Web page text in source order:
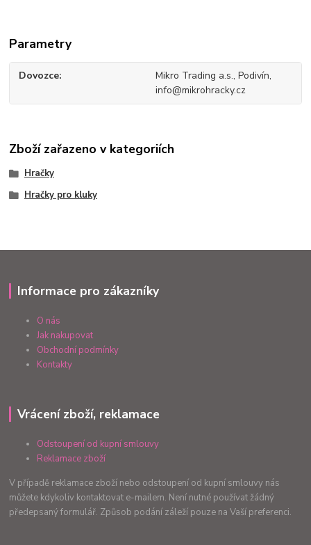
Parametry
Dovozce
Mikro Trading a.s., Podivín,
info@mikrohracky.cz
Zboží zařazeno v kategoriích
Hračky
Hračky pro kluky
Informace pro zákazníky
O nás
Jak nakupovat
Obchodní podmínky
Kontakty
Vrácení zboží, reklamace
Odstoupení od kupní smlouvy
Reklamace zboží
V případě reklamace zboží nebo odstoupení od kupní smlouvy nás
můžete kdykoliv kontaktovat e-mailem. Není nutné používat žádný
předepsaný formulář. Způsob podání záleží pouze na Vaší preferenci.